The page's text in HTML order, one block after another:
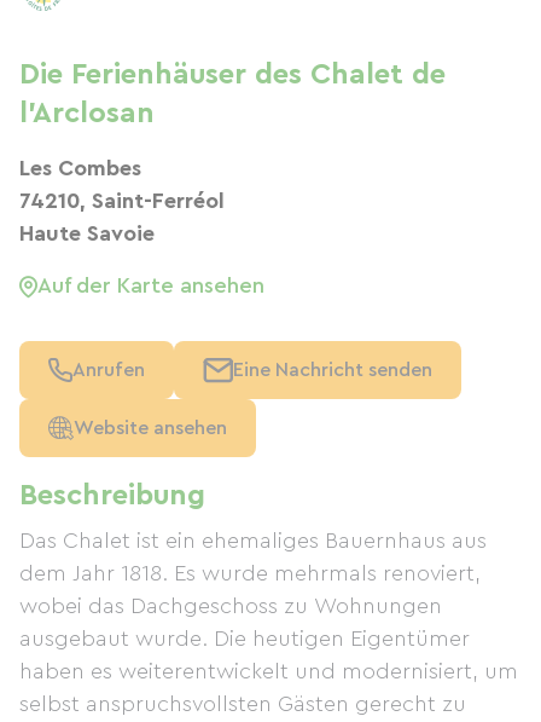
Beschreibung
Das Chalet ist ein ehemaliges Bauernhaus aus
dem Jahr 1818. Es wurde mehrmals renoviert,
wobei das Dachgeschoss zu Wohnungen
ausgebaut wurde. Die heutigen Eigentümer
haben es weiterentwickelt und modernisiert, um
selbst anspruchsvollsten Gästen gerecht zu
Die Ferienhäuser des Chalet de
l'Arclosan
Les Combes
74210, Saint-Ferréol
Haute Savoie
Auf der Karte ansehen
Anrufen Eine Nachricht senden
Website ansehen